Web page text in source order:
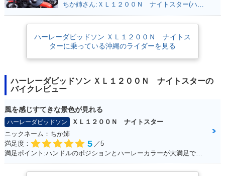
ハーレーダビッドソン ＸＬ１２００Ｎ ナイトス
ターに乗っている沖縄のライダーを見る
ハーレーダビッドソン ＸＬ１２００Ｎ ナイトスターの
バイクレビュー
風を感じすてきな景色が見れる
ハーレーダビッドソン
ＸＬ１２００Ｎ ナイトスター
ニックネーム：ちか姉
満足度：
5 ／5
満足ポイント:ハンドルのポジションとハーレーカラーが大満足です！ パワーも抜群！